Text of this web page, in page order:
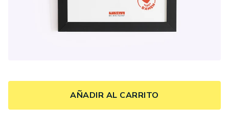
AÑADIR AL CARRITO